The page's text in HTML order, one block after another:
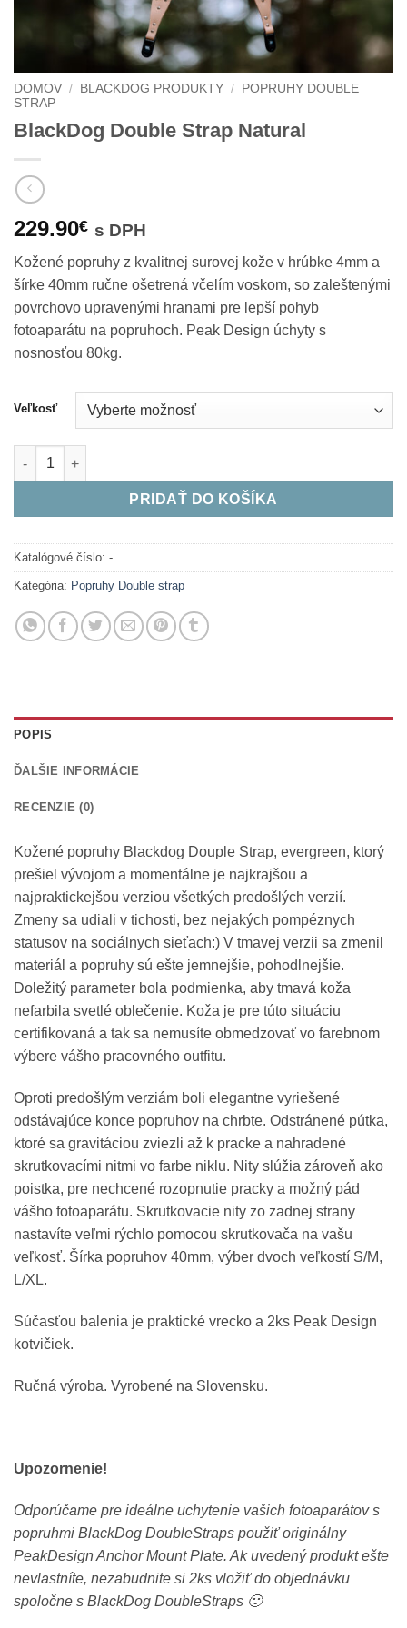
DOMOV / BLACKDOG PRODUKTY /
POPRUHY DOUBLE
STRAP
BlackDog Double Strap Natural
229.90€ s DPH
Kožené popruhy z kvalitnej surovej kože v hrúbke 4mm a
šírke 40mm ručne ošetrená včelím voskom, so zaleštenými
povrchovo upravenými hranami pre lepší pohyb
fotoaparátu na popruhoch. Peak Design úchyty s
nosnosťou 80kg.
Veľkosť
množstvo BlackDog Double Strap Natural
PRIDAŤ DO KOŠÍKA
Katalógové číslo: -
Kategória: Popruhy Double strap
POPIS
ĎALŠIE INFORMÁCIE
RECENZIE (0)
Kožené popruhy Blackdog Douple Strap, evergreen, ktorý
prešiel vývojom a momentálne je najkrajšou a
najpraktickejšou verziou všetkých predošlých verzií.
Zmeny sa udiali v tichosti, bez nejakých pompéznych
statusov na sociálnych sieťach:) V tmavej verzii sa zmenil
materiál a popruhy sú ešte jemnejšie, pohodlnejšie.
Doležitý parameter bola podmienka, aby tmavá koža
nefarbila svetlé oblečenie. Koža je pre túto situáciu
certifikovaná a tak sa nemusíte obmedzovať vo farebnom
výbere vášho pracovného outfitu.
Oproti predošlým verziám boli elegantne vyriešené
odstávajúce konce popruhov na chrbte. Odstránené pútka,
ktoré sa gravitáciou zviezli až k pracke a nahradené
skrutkovacími nitmi vo farbe niklu. Nity slúžia zároveň ako
poistka, pre nechcené rozopnutie pracky a možný pád
vášho fotoaparátu. Skrutkovacie nity zo zadnej strany
nastavíte veľmi rýchlo pomocou skrutkovača na vašu
veľkosť. Šírka popruhov 40mm, výber dvoch veľkostí S/M,
L/XL.
Súčasťou balenia je praktické vrecko a 2ks Peak Design
kotvičiek.
Ručná výroba. Vyrobené na Slovensku.
Upozornenie!
Odporúčame pre ideálne uchytenie vašich fotoaparátov s
popruhmi BlackDog DoubleStraps použiť originálny
PeakDesign Anchor Mount Plate. Ak uvedený produkt ešte
nevlastníte, nezabudnite si 2ks vložiť do objednávku
spoločne s BlackDog DoubleStraps 🙂